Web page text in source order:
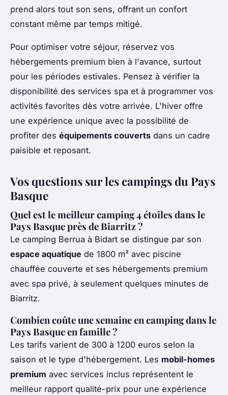
prend alors tout son sens, offrant un confort
constant même par temps mitigé.
Pour optimiser votre séjour, réservez vos
hébergements premium bien à l'avance, surtout
pour les périodes estivales. Pensez à vérifier la
disponibilité des services spa et à programmer vos
activités favorites dès votre arrivée. L'hiver offre
une expérience unique avec la possibilité de
profiter des équipements couverts dans un cadre
paisible et reposant.
Vos questions sur les campings du Pays
Basque
Quel est le meilleur camping 4 étoiles dans le
Pays Basque près de Biarritz ?
Le camping Berrua à Bidart se distingue par son
espace aquatique de 1800 m² avec piscine
chauffée couverte et ses hébergements premium
avec spa privé, à seulement quelques minutes de
Biarritz.
Combien coûte une semaine en camping dans le
Pays Basque en famille ?
Les tarifs varient de 300 à 1200 euros selon la
saison et le type d'hébergement. Les mobil-homes
premium avec services inclus représentent le
meilleur rapport qualité-prix pour une expérience